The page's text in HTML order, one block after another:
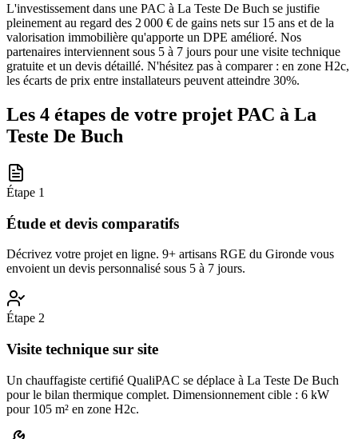
L'investissement dans une PAC à La Teste De Buch se justifie
pleinement au regard des 2 000 € de gains nets sur 15 ans et de la
valorisation immobilière qu'apporte un DPE amélioré. Nos
partenaires interviennent sous 5 à 7 jours pour une visite technique
gratuite et un devis détaillé. N'hésitez pas à comparer : en zone H2c,
les écarts de prix entre installateurs peuvent atteindre 30%.
Les 4 étapes de votre projet PAC à La
Teste De Buch
Étape 1
Étude et devis comparatifs
Décrivez votre projet en ligne. 9+ artisans RGE du Gironde vous
envoient un devis personnalisé sous 5 à 7 jours.
Étape 2
Visite technique sur site
Un chauffagiste certifié QualiPAC se déplace à La Teste De Buch
pour le bilan thermique complet. Dimensionnement cible : 6 kW
pour 105 m² en zone H2c.